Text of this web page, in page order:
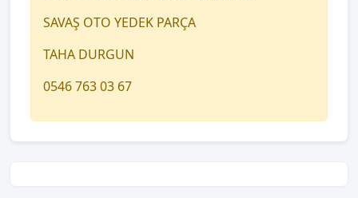
SAVAŞ OTO YEDEK PARÇA
TAHA DURGUN
0546 763 03 67